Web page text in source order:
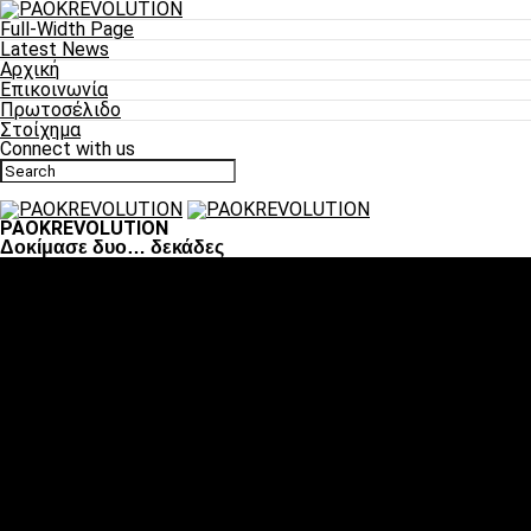
Full-Width Page
Latest News
Αρχική
Επικοινωνία
Πρωτοσέλιδο
Στοίχημα
Connect with us
PAOKREVOLUTION
Δοκίμασε δυο… δεκάδες